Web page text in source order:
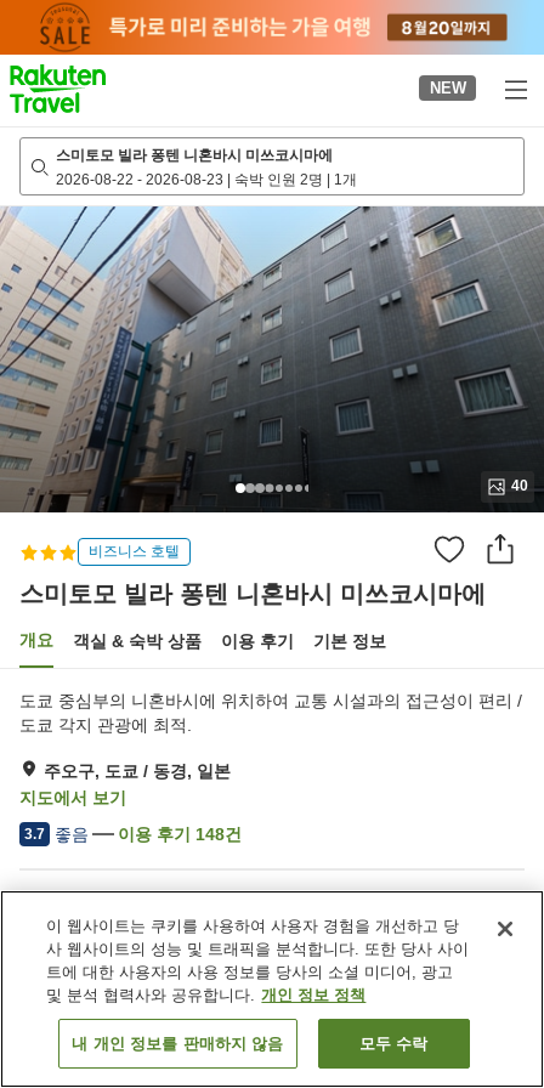
page
NEW
스미토모 빌라 퐁텐 니혼바시 미쓰코시마에
2026-08-22 - 2026-08-23 | 숙박 인원 2명 | 1개
40
비즈니스 호텔
스미토모 빌라 퐁텐 니혼바시 미쓰코시마에
개요 객실 & 숙박 상품 이용 후기 기본 정보
도쿄 중심부의 니혼바시에 위치하여 교통 시설과의 접근성이 편리 /
도쿄 각지 관광에 최적.
주오구, 도쿄 / 동경, 일본
지도에서 보기
3.7 좋음 이용 후기 148건
Wi-Fi
자동판매기
공용 전자레인지
세탁 (유료)
일본 도쿄 / 동경
주오구
스미토모 빌라 퐁텐 니혼바시 미쓰코시마에
객실 보기
이 웹사이트는 쿠키를 사용하여 사용자 경험을 개선하고 당
사 웹사이트의 성능 및 트래픽을 분석합니다. 또한 당사 사이
트에 대한 사용자의 사용 정보를 당사의 소셜 미디어, 광고
및 분석 협력사와 공유합니다. 개인 정보 정책
내 개인 정보를 판매하지 않음 모두 수락